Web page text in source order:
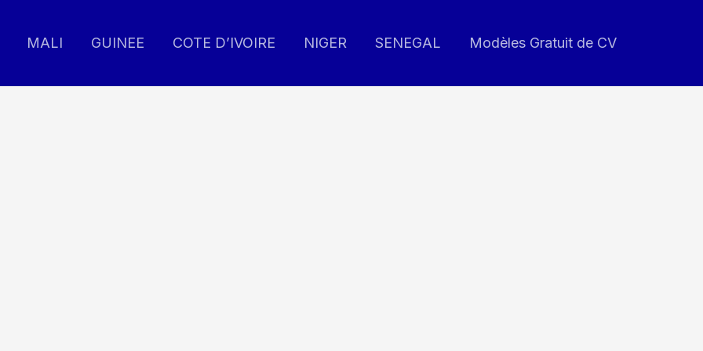
MALI GUINEE COTE D’IVOIRE NIGER SENEGAL Modèles Gratuit de CV